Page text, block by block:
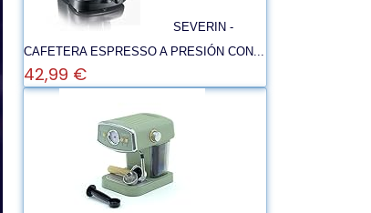
SEVERIN -
CAFETERA ESPRESSO A PRESIÓN CON...
42,99 €